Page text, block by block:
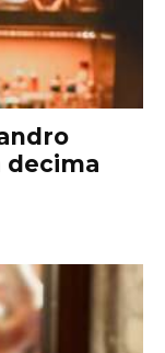
decima